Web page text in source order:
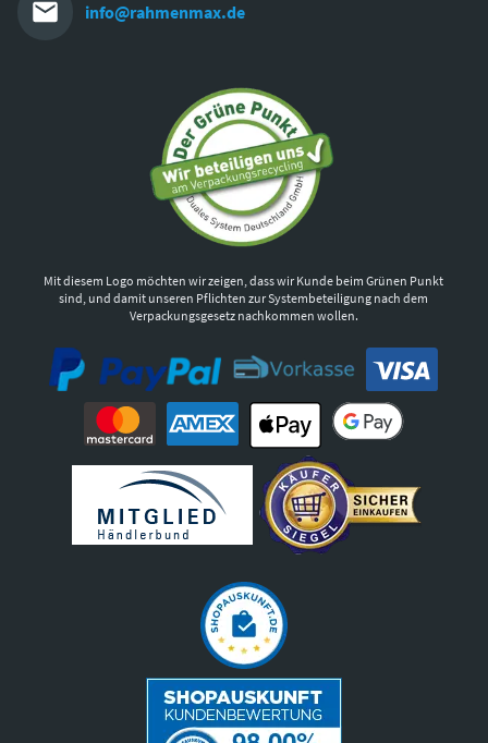
info@rahmenmax.de
Mit diesem Logo möchten wir zeigen, dass wir Kunde beim Grünen Punkt
sind, und damit unseren Pflichten zur Systembeteiligung nach dem
Verpackungsgesetz nachkommen wollen.